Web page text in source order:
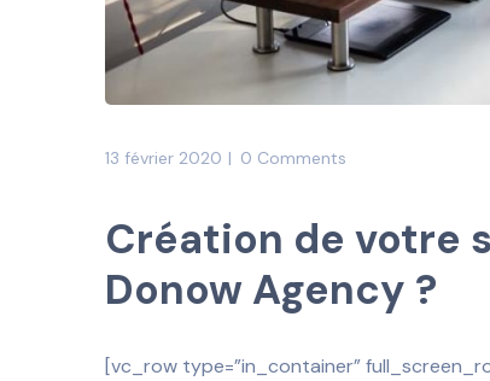
13 février 2020 0 Comments
Création de votre
Donow Agency ?
[vc_row type=”in_container”